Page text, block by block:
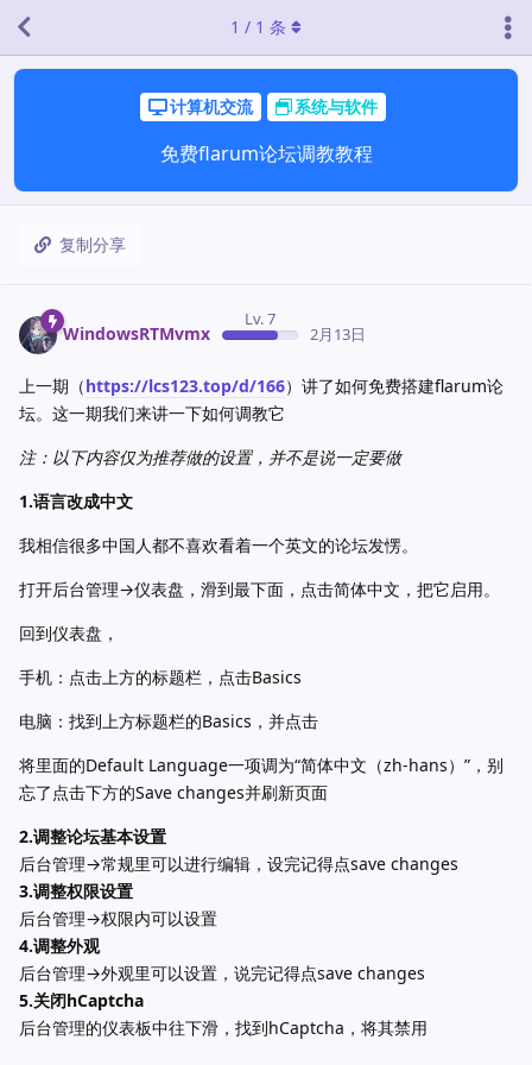
计算机交流 系统与软件
免费flarum论坛调教教程
复制分享
1 / 1 条
WindowsRTMvmx
Lv. 7
2月13日
上一期（https://lcs123.top/d/166）讲了如何免费搭建flarum论
坛。这一期我们来讲一下如何调教它
注：以下内容仅为推荐做的设置，并不是说一定要做
1.语言改成中文
我相信很多中国人都不喜欢看着一个英文的论坛发愣。
打开后台管理→仪表盘，滑到最下面，点击简体中文，把它启用。
回到仪表盘，
手机：点击上方的标题栏，点击Basics
电脑：找到上方标题栏的Basics，并点击
将里面的Default Language一项调为“简体中文（zh-hans）”，别
忘了点击下方的Save changes并刷新页面
2.调整论坛基本设置
后台管理→常规里可以进行编辑，设完记得点save changes
3.调整权限设置
后台管理→权限内可以设置
4.调整外观
后台管理→外观里可以设置，说完记得点save changes
5.关闭hCaptcha
后台管理的仪表板中往下滑，找到hCaptcha，将其禁用